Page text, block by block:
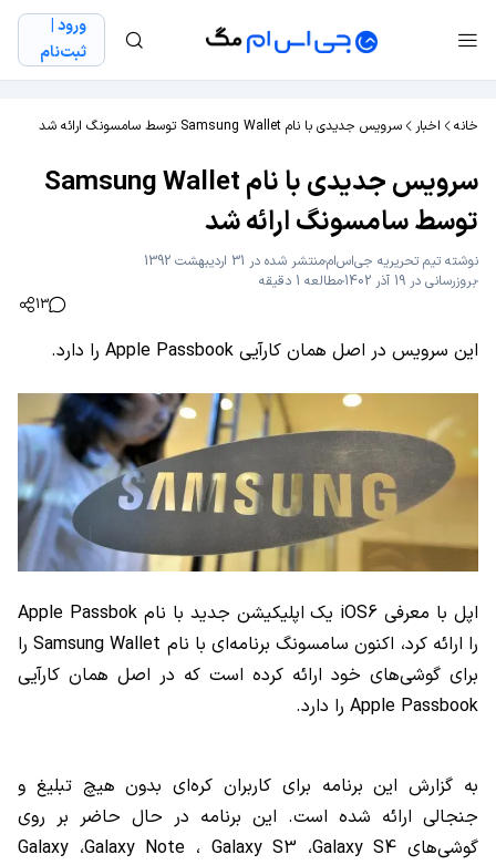
ورود |
ثبت‌نام
خانه اخبار سرویس جدیدی با نام Samsung Wallet توسط سامسونگ ارائه شد
سرویس جدیدی با نام Samsung Wallet
توسط سامسونگ ارائه شد
نوشته تیم تحریریه جی‌اس‌اممنتشر شده در 31 اردیبهشت 1392
بروزرسانی در 19 آذر 1402
مطالعه 1 دقیقه
13
این سرویس در اصل همان کارآیی Apple Passbook را دارد.
اپل با معرفی iOS6 یک اپلیکیشن جدید با نامApple Passbok
را ارائه کرد، اکنون سامسونگ برنامه‌ای با نام Samsung Walletرا
برای گوشی‌های خود ارائه کرده است که در اصل همان کارآیی
Apple Passbook را دارد.
به گزارش این برنامه برای کاربران کره‌ای بدون هیچ تبلیغ و
جنجالی ارائه شده است. این برنامه در حال حاضر بر روی
گوشی‌های Galaxy S4، Galaxy S3 ، Galaxy Note، Galaxy